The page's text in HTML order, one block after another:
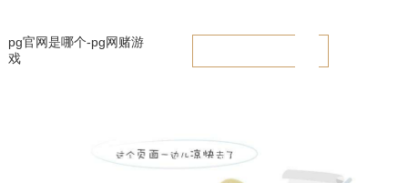
pg官网是哪个-pg网赌游
戏